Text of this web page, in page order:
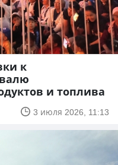
к
и топлива
3 июля 2026, 11:13